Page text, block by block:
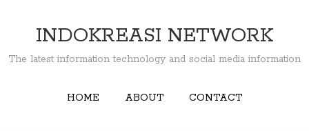
INDOKREASI NETWORK
The latest information technology and social media information
HOME ABOUT CONTACT